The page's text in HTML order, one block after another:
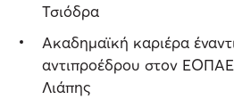
Τσιόδρα
Ακαδημαϊκή καριέρα
αντιπροέδρου στον
Λιάπης